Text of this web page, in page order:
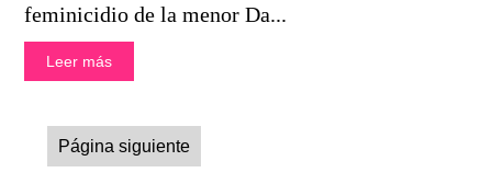
feminicidio de la menor Da...
Leer más
Página siguiente